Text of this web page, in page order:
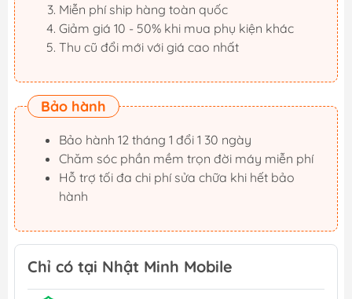
Miễn phí ship hàng toàn quốc
Giảm giá 10 - 50% khi mua phụ kiện khác
Thu cũ đổi mới với giá cao nhất
Bảo hành
Bảo hành 12 tháng 1 đổi 1 30 ngày
Chăm sóc phần mềm trọn đời máy miễn phí
Hỗ trợ tối đa chi phí sửa chữa khi hết bảo
hành
Chỉ có tại Nhật Minh Mobile